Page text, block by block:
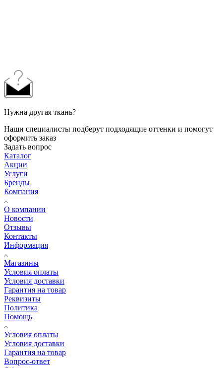
Нужна другая ткань?
Наши специалисты подберут подходящие оттенки и помогут
оформить заказ
Задать вопрос
Каталог
Акции
Услуги
Бренды
Компания
О компании
Новости
Отзывы
Контакты
Информация
Магазины
Условия оплаты
Условия доставки
Гарантия на товар
Реквизиты
Политика
Помощь
Условия оплаты
Условия доставки
Гарантия на товар
Вопрос-ответ